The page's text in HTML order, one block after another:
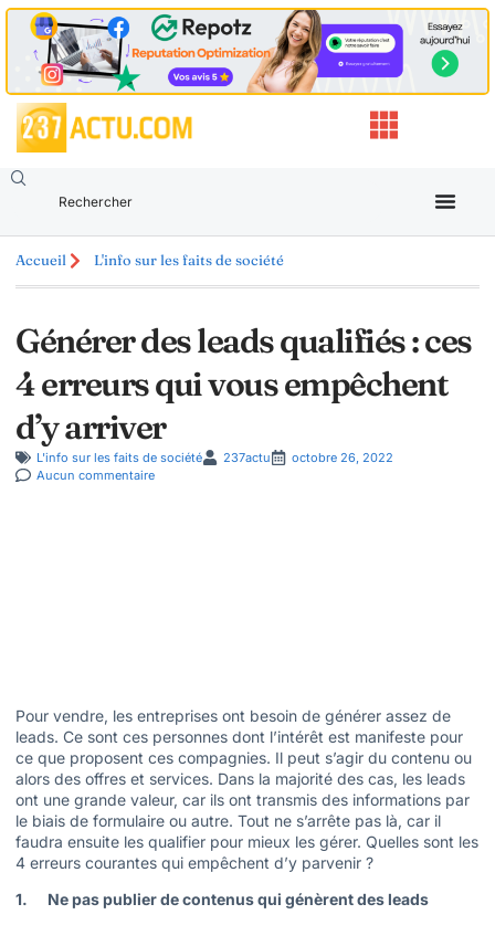
Accueil L'info sur les faits de société
Générer des leads qualifiés : ces
4 erreurs qui vous empêchent
d’y arriver
L'info sur les faits de société 237actu
octobre 26, 2022
Aucun commentaire
Pour vendre, les entreprises ont besoin de générer assez de
leads. Ce sont ces personnes dont l’intérêt est manifeste pour
ce que proposent ces compagnies. Il peut s’agir du contenu ou
alors des offres et services. Dans la majorité des cas, les leads
ont une grande valeur, car ils ont transmis des informations par
le biais de formulaire ou autre. Tout ne s’arrête pas là, car il
faudra ensuite les qualifier pour mieux les gérer. Quelles sont les
4 erreurs courantes qui empêchent d’y parvenir ?
1. Ne pas publier de contenus qui génèrent des leads